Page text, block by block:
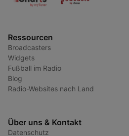
Ressourcen
Broadcasters
Widgets
Fußball im Radio
Blog
Radio-Websites nach Land
Über uns & Kontakt
Datenschutz